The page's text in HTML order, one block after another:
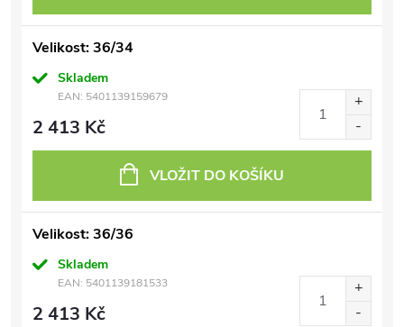
Velikost: 36/34
Skladem
EAN: 5401139159679
2 413 Kč
VLOŽIT DO KOŠÍKU
Velikost: 36/36
Skladem
EAN: 5401139181533
2 413 Kč